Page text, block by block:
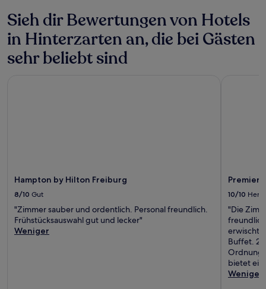
Sieh dir Bewertungen von Hotels
in Hinterzarten an, die bei Gästen
sehr beliebt sind
Hampton by Hilton Freiburg
8/10 Gut
"Zimmer sauber und ordentlich. Personal freundlich.
Frühstücksauswahl gut und lecker"
Weniger
Premier
10/10
"Die
erwischt,
Buffet.
Ordnung.
bietet
Weniger